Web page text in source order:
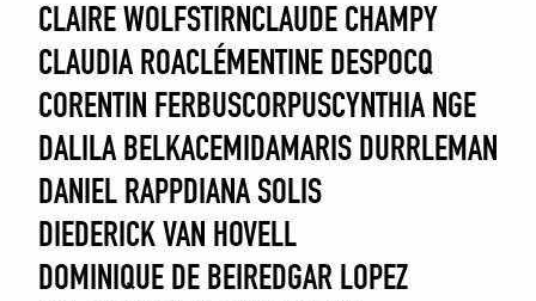
CLAIRE WOLFSTIRNCLAUDE CHAMPY
CLAUDIA ROACLÉMENTINE DESPOCQ
CORENTIN FERBUSCORPUSCYNTHIA NGE
DALILA BELKACEMIDAMARIS DURRLEMAN
DANIEL RAPPDIANA SOLIS
DIEDERICK VAN HOVELL
DOMINIQUE DE BEIREDGAR LOPEZ